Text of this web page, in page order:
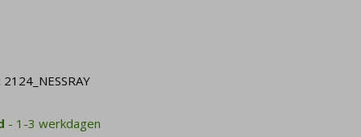
2124_NESSRAY
- 1-3 werkdagen